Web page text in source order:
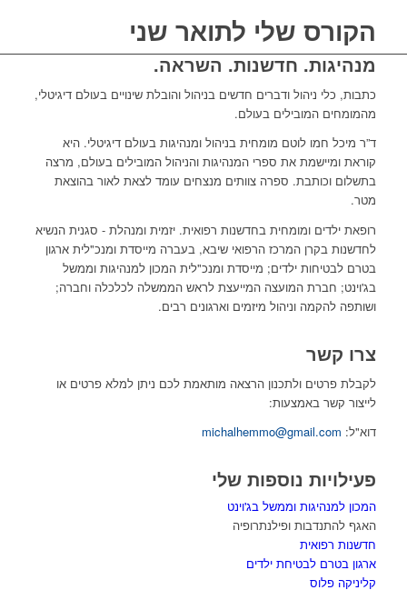
הקורס שלי לתואר שני
מנהיגות. חדשנות. השראה.
כתבות, כלי ניהול ודברים חדשים בניהול והובלת שינויים בעולם דיגיטלי,
מהמומחים המובילים בעולם.
ד”ר מיכל חמו לוטם מומחית בניהול ומנהיגות בעולם דיגיטלי. היא
קוראת ומיישמת את ספרי המנהיגות והניהול המובילים בעולם, מרצה
בתשלום וכותבת. ספרה צוותים מנצחים עומד לצאת לאור בהוצאת
מטר.
רופאת ילדים ומומחית בחדשנות רפואית. יזמית ומנהלת - סגנית הנשיא
לחדשנות בקרן המרכז הרפואי שיבא, בעברה מייסדת ומנכ"לית ארגון
בטרם לבטיחות ילדים; מייסדת ומנכ"לית המכון למנהיגות וממשל
בג'וינט; חברת המועצה המייעצת לראש הממשלה לכלכלה וחברה;
ושותפה להקמה וניהול מיזמים וארגונים רבים.
צרו קשר
לקבלת פרטים ולתכנון הרצאה מותאמת לכם ניתן למלא פרטים או
לייצור קשר באמצעות:
דוא"ל: michalhemmo@gmail.com
פעילויות נוספות שלי
המכון למנהיגות וממשל בג'וינט
האגף להתנדבות ופילנתרופיה
חדשנות רפואית
ארגון בטרם לבטיחת ילדים
קליניקה פלוס